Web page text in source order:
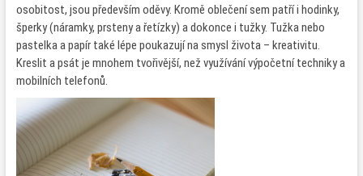
osobitost, jsou především oděvy. Kromě oblečení sem patří i hodinky,
šperky (náramky, prsteny a řetízky) a dokonce i tužky. Tužka nebo
pastelka a papír také lépe poukazují na smysl života – kreativitu.
Kreslit a psát je mnohem tvořivější, než využívání výpočetní techniky a
mobilních telefonů.